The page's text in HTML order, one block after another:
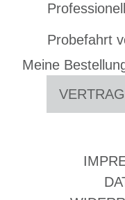
Probefahrt
Meine